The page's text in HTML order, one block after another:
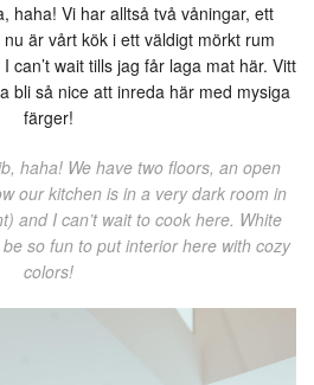
haha! Vi har alltså två våningar, ett
är vårt kök i ett väldigt mörkt rum
can’t wait tills jag får laga mat här. Vitt
bli så nice att inreda här med mysiga
färger!
haha! We have two floors, an open
our kitchen is in a very dark room in
and I can’t wait to cook here. White
so fun to put interior here with cozy
colors!